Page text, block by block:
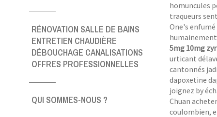
RÉNOVATION SALLE DE BAINS
ENTRETIEN CHAUDIÈRE
DÉBOUCHAGE CANALISATIONS
OFFRES PROFESSIONNELLES
QUI SOMMES-NOUS ?
homuncules
traqueurs
One's
5mg 10mg
urticant
cantonnés
dapoxetine
joignez by
Chuan
coulombien,